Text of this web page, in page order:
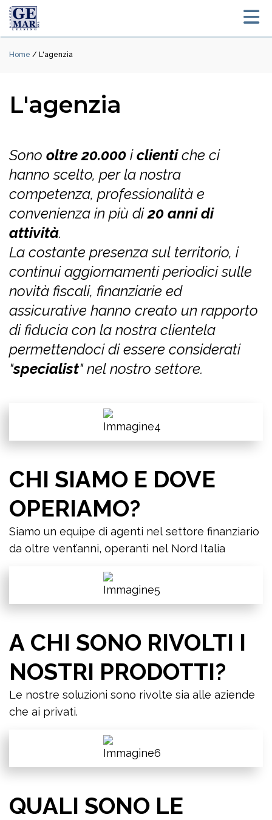
Home / L'agenzia
L'agenzia
Sono oltre 20.000 iclientiche ci
hanno scelto, per la nostra
competenza, professionalità e
convenienza in più di20 anni di
attività.
La costante presenza sul territorio, i
continui aggiornamenti periodici sulle
novità fiscali, finanziarie ed
assicurative hanno creato un rapporto
di fiducia con la nostra clientela
permettendoci di essere considerati
"specialist" nel nostro settore.
CHI SIAMO E DOVE
OPERIAMO?
Siamo un equipe di agenti nel settore finanziario
da oltre vent’anni, operanti nel Nord Italia
A CHI SONO RIVOLTI I
NOSTRI PRODOTTI?
Le nostre soluzioni sono rivolte sia alle aziende
che ai privati.
QUALI SONO LE